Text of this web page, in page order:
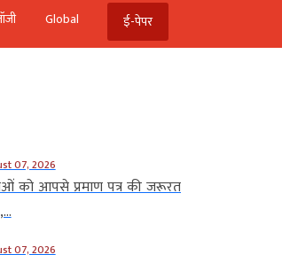
Global ई-पेपर
07, 2026
को आपसे प्रमाण पत्र की जरूरत
07, 2026